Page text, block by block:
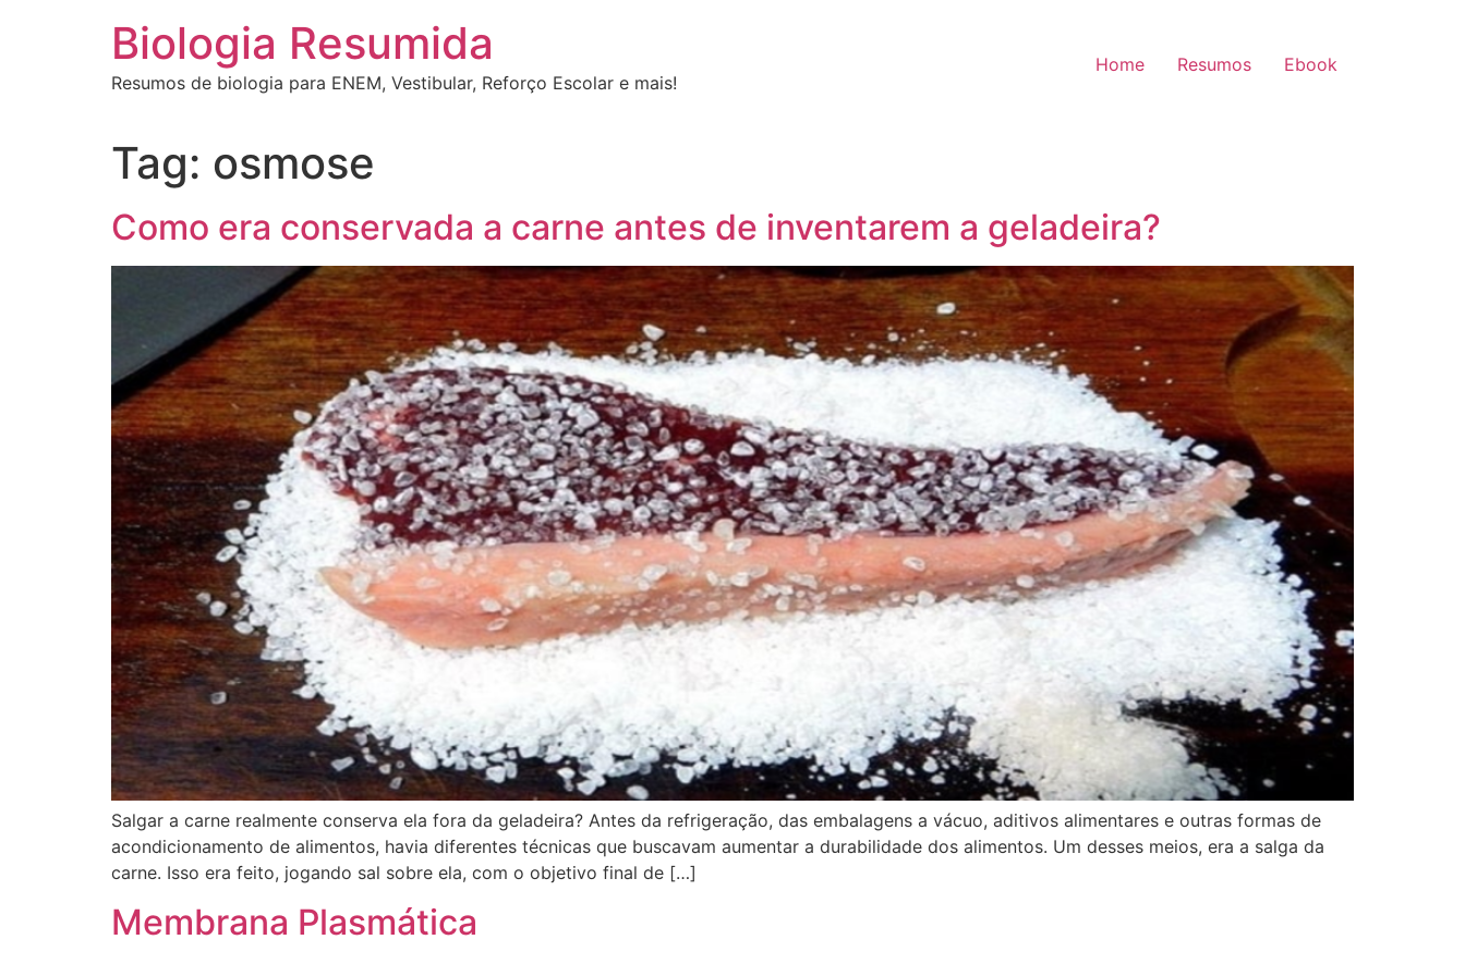
Biologia Resumida
Resumos de biologia para ENEM, Vestibular, Reforço Escolar e mais!
Home Resumos Ebook
Tag: osmose
Como era conservada a carne antes de inventarem a geladeira?
Salgar a carne realmente conserva ela fora da geladeira? Antes da refrigeração, das embalagens a vácuo, aditivos alimentares e outras formas de
acondicionamento de alimentos, havia diferentes técnicas que buscavam aumentar a durabilidade dos alimentos. Um desses meios, era a salga da
carne. Isso era feito, jogando sal sobre ela, com o objetivo final de […]
Membrana Plasmática